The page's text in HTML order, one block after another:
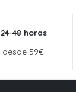
48 horas
desde 59€